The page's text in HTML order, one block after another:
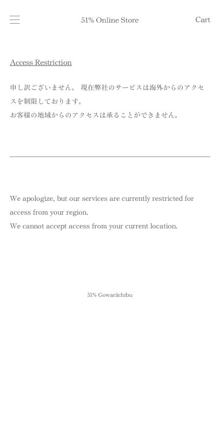
Cart
Access Restriction
申し訳ございません。 現在弊社のサービスは海外からのアクセ
スを制限しております。
お客様の地域からのアクセスは承ることができません。
We apologize, but our services are currently restricted for
access from your region.
We cannot accept access from your current location.
51% Gowariichibu